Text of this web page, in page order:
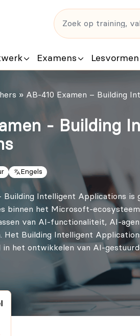
Examens Lesvormen
» AB-410 Examen – Building
- Building
Engels
Building Intelligent Applications
binnen het
van AI‑functionaliteit, AI-
Het Building Intelligent
in het ontwikkelen van